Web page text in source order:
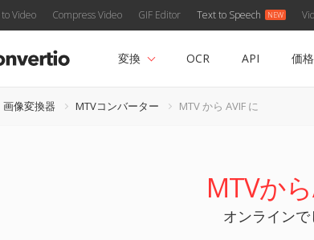
Video Compress Video GIF Editor Text to Speech
変換 OCR API 価格
画像変換器 MTVコンバーター MTV から AVIF に
MTVか
オンライン